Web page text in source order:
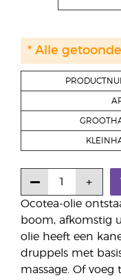
Ocotea-olie
boom, afkomstig
olie heeft een
druppels met
massage. Of
* Alle